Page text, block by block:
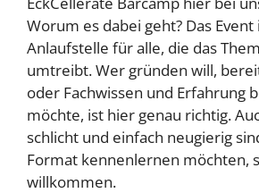
Worum es dabei geht? Das Event
Anlaufstelle für alle, die das
umtreibt. Wer gründen will,
oder Fachwissen und Erfahrung
möchte, ist hier genau richtig.
schlicht und einfach neugierig
Format kennenlernen möchten,
willkommen.